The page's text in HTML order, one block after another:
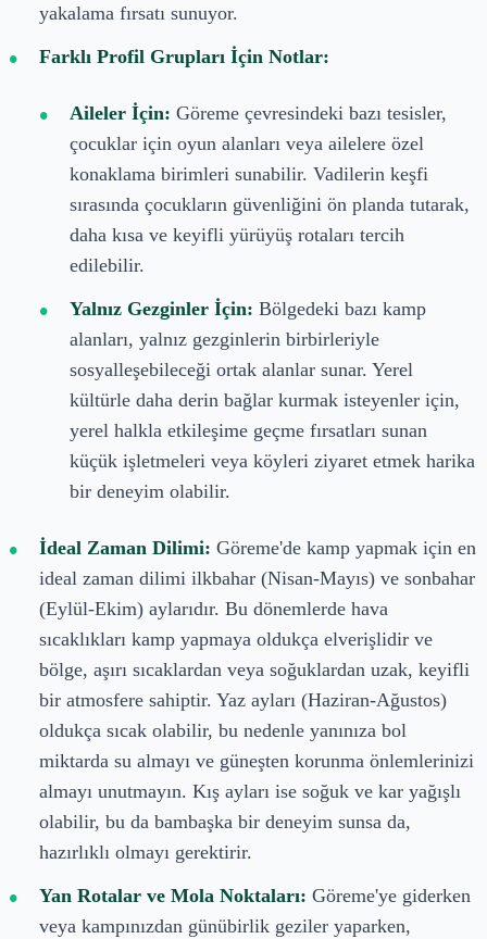
yakalama fırsatı sunuyor.
Farklı Profil Grupları İçin Notlar:
Aileler İçin: Göreme çevresindeki bazı tesisler,
çocuklar için oyun alanları veya ailelere özel
konaklama birimleri sunabilir. Vadilerin keşfi
sırasında çocukların güvenliğini ön planda tutarak,
daha kısa ve keyifli yürüyüş rotaları tercih
edilebilir.
Yalnız Gezginler İçin: Bölgedeki bazı kamp
alanları, yalnız gezginlerin birbirleriyle
sosyalleşebileceği ortak alanlar sunar. Yerel
kültürle daha derin bağlar kurmak isteyenler için,
yerel halkla etkileşime geçme fırsatları sunan
küçük işletmeleri veya köyleri ziyaret etmek harika
bir deneyim olabilir.
İdeal Zaman Dilimi: Göreme'de kamp yapmak için en
ideal zaman dilimi ilkbahar (Nisan-Mayıs) ve sonbahar
(Eylül-Ekim) aylarıdır. Bu dönemlerde hava
sıcaklıkları kamp yapmaya oldukça elverişlidir ve
bölge, aşırı sıcaklardan veya soğuklardan uzak, keyifli
bir atmosfere sahiptir. Yaz ayları (Haziran-Ağustos)
oldukça sıcak olabilir, bu nedenle yanınıza bol
miktarda su almayı ve güneşten korunma önlemlerinizi
almayı unutmayın. Kış ayları ise soğuk ve kar yağışlı
olabilir, bu da bambaşka bir deneyim sunsa da,
hazırlıklı olmayı gerektirir.
Yan Rotalar ve Mola Noktaları: Göreme'ye giderken
veya kampınızdan günübirlik geziler yaparken,